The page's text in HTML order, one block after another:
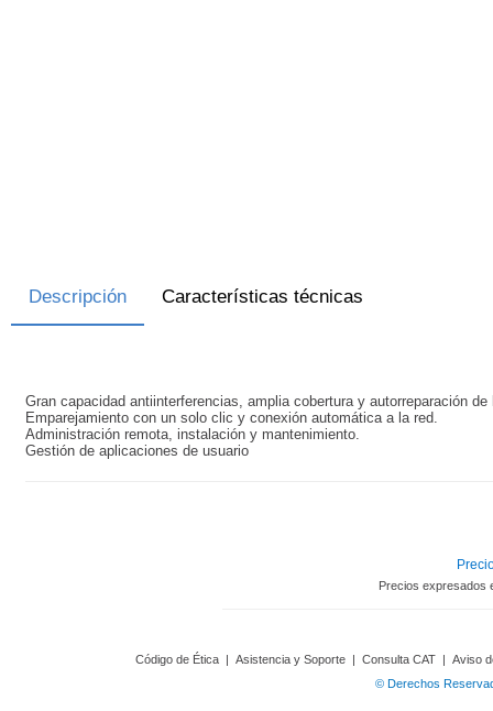
Descripción Características técnicas
Gran capacidad antiinterferencias, amplia cobertura y autorreparación de
Emparejamiento con un solo clic y conexión automática a la red.
Administración remota, instalación y mantenimiento.
Gestión de aplicaciones de usuario
Precios expresados
Código de Ética | Asistencia y Soporte | Consulta CAT | Aviso
© Derechos